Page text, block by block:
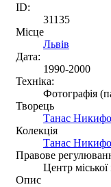
ID:
31135
Місце
Львів
Дата:
1990-2000
Техніка:
Фотографія
Творець
Танас
Колекція
Танас
Правове
Центр
Опис